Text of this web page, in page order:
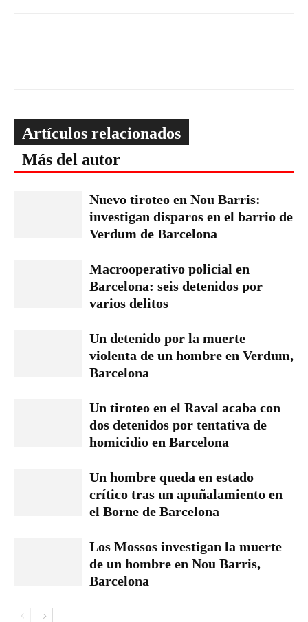
Artículos relacionados
Más del autor
Nuevo tiroteo en Nou Barris:
investigan disparos en el barrio de
Verdum de Barcelona
Macrooperativo policial en
Barcelona: seis detenidos por
varios delitos
Un detenido por la muerte
violenta de un hombre en Verdum,
Barcelona
Un tiroteo en el Raval acaba con
dos detenidos por tentativa de
homicidio en Barcelona
Un hombre queda en estado
crítico tras un apuñalamiento en
el Borne de Barcelona
Los Mossos investigan la muerte
de un hombre en Nou Barris,
Barcelona